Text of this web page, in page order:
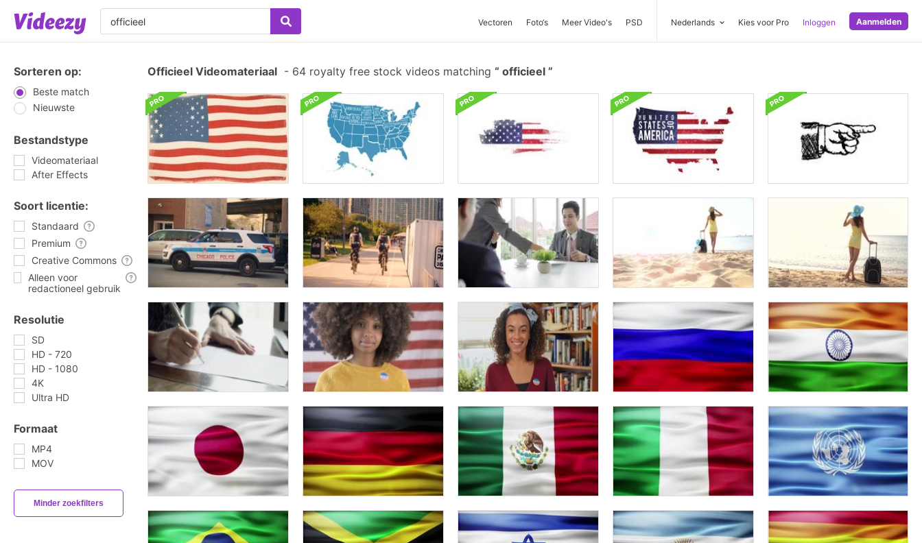
Vectoren Foto‘s Meer Video's PSD Nederlands Kies voor Pro Inloggen Aanmelden
Sorteren op:
Beste match
Nieuwste
Bestandstype
Videomateriaal
After Effects
Soort licentie:
Standaard
Premium
Creative Commons
Alleen voor
redactioneel gebruik
Resolutie
SD
HD - 720
HD - 1080
4K
Ultra HD
Formaat
MP4
MOV
Minder zoekfilters
Officieel Videomateriaal - 64 royalty free stock videos matching officieel